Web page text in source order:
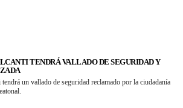
TENDRÁ VALLADO DE SEGURIDAD Y
un vallado de seguridad reclamado por la ciudadanía